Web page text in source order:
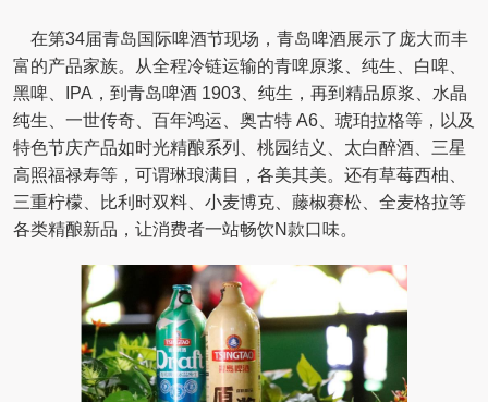
在第34届青岛国际啤酒节现场，青岛啤酒展示了庞大而丰
富的产品家族。从全程冷链运输的青啤原浆、纯生、白啤、
黑啤、IPA，到青岛啤酒 1903、纯生，再到精品原浆、水晶
纯生、一世传奇、百年鸿运、奥古特 A6、琥珀拉格等，以及
特色节庆产品如时光精酿系列、桃园结义、太白醉酒、三星
高照福禄寿等，可谓琳琅满目，各美其美。还有草莓西柚、
三重柠檬、比利时双料、小麦博克、藤椒赛松、全麦格拉等
各类精酿新品，让消费者一站畅饮N款口味。